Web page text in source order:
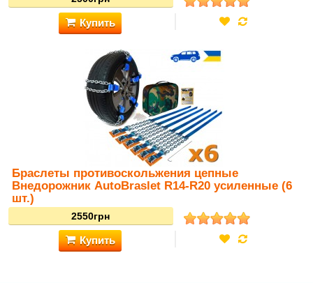
2420грн
Купить
Браслеты противоскольжения цепные
Внедорожник AutoBraslet R14-R20 усиленные (6
шт.)